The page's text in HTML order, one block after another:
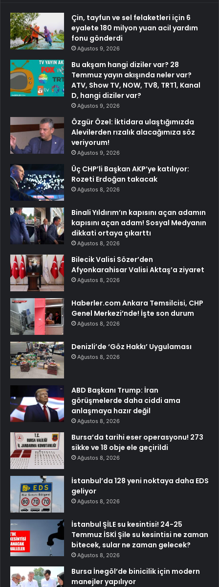
Çin, tayfun ve sel felaketleri için 6
eyalete 180 milyon yuan acil yardım
fonu gönderdi
Ağustos 9, 2026
Bu akşam hangi diziler var? 28
Temmuz yayın akışında neler var?
ATV, Show TV, NOW, TV8, TRT1, Kanal
D, hangi diziler var?
Ağustos 9, 2026
Özgür Özel: İktidara ulaştığımızda
Alevilerden rızalık alacağımıza söz
veriyorum!
Ağustos 9, 2026
Üç CHP’li Başkan AKP’ye katılıyor:
Rozeti Erdoğan takacak
Ağustos 8, 2026
Binali Yıldırım’ın kapısını açan adamın
kapısını açan adam! Sosyal Medyanın
dikkati ortaya çıkarttı
Ağustos 8, 2026
Bilecik Valisi Sözer’den
Afyonkarahisar Valisi Aktaş’a ziyaret
Ağustos 8, 2026
Haberler.com Ankara Temsilcisi, CHP
Genel Merkezi’nde! İşte son durum
Ağustos 8, 2026
Denizli’de ‘Göz Hakkı’ Uygulaması
Ağustos 8, 2026
ABD Başkanı Trump: İran
görüşmelerde daha ciddi ama
anlaşmaya hazır değil
Ağustos 8, 2026
Bursa’da tarihi eser operasyonu! 273
sikke ve 18 obje ele geçirildi
Ağustos 8, 2026
İstanbul’da 128 yeni noktaya daha EDS
geliyor
Ağustos 8, 2026
İstanbul ŞİLE su kesintisi! 24-25
Temmuz İSKİ Şile su kesintisi ne zaman
bitecek, sular ne zaman gelecek?
Ağustos 8, 2026
Bursa İnegöl’de binicilik için modern
manejler yapılıyor